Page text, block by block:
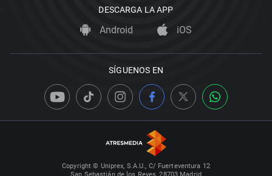
DESCARGA LA APP
Android iOS
SÍGUENOS EN
Copyright © Uniprex, S.A.U., C/ Fuerteventura 12